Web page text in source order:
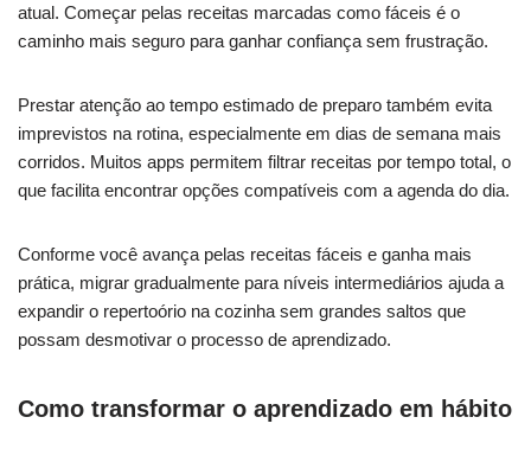
atual. Começar pelas receitas marcadas como fáceis é o
caminho mais seguro para ganhar confiança sem frustração.
Prestar atenção ao tempo estimado de preparo também evita
imprevistos na rotina, especialmente em dias de semana mais
corridos. Muitos apps permitem filtrar receitas por tempo total, o
que facilita encontrar opções compatíveis com a agenda do dia.
Conforme você avança pelas receitas fáceis e ganha mais
prática, migrar gradualmente para níveis intermediários ajuda a
expandir o repertoório na cozinha sem grandes saltos que
possam desmotivar o processo de aprendizado.
Como transformar o aprendizado em hábito